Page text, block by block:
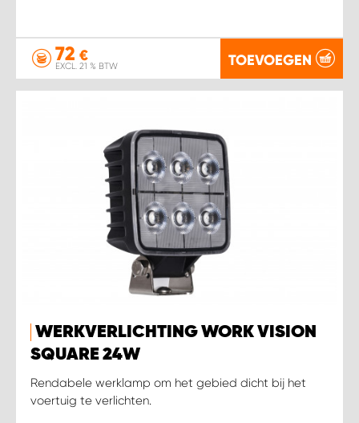
72 €
EXCL. 21 % BTW TOEVOEGEN
WERKVERLICHTING WORK VISION
SQUARE 24W
Rendabele werklamp om het gebied dicht bij het
voertuig te verlichten.